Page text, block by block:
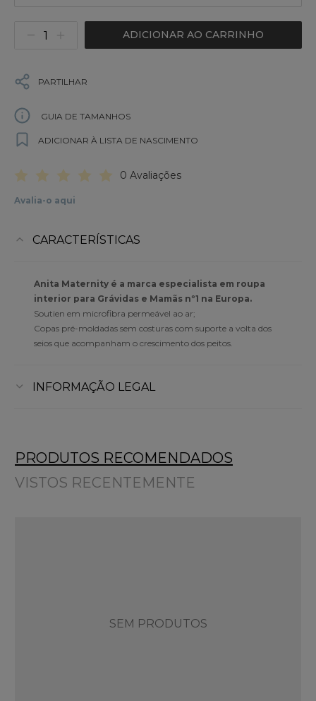
ADICIONAR AO CARRINHO
PARTILHAR
GUIA DE TAMANHOS
ADICIONAR À LISTA DE NASCIMENTO
0 Avaliações
Avalia-o aqui
CARACTERÍSTICAS
Anita Maternity é a marca especialista em roupa
interior para Grávidas e Mamãs nº1 na Europa.
Soutien em microfibra permeável ao ar;
Copas pré-moldadas sem costuras com suporte a volta dos
seios que acompanham o crescimento dos peitos.
INFORMAÇÃO LEGAL
PRODUTOS RECOMENDADOS
VISTOS RECENTEMENTE
SEM PRODUTOS